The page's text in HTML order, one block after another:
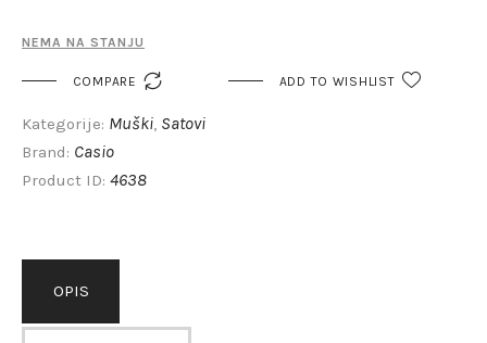
NEMA NA STANJU
COMPARE  ADD TO WISHLIST
Kategorije: Muški Satovi
Brand: Casio
Product ID: 4638
OPIS